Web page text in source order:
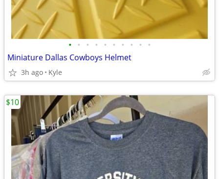
• • • • • • • • • •
Miniature Dallas Cowboys Helmet
3h ago Kyle
$10